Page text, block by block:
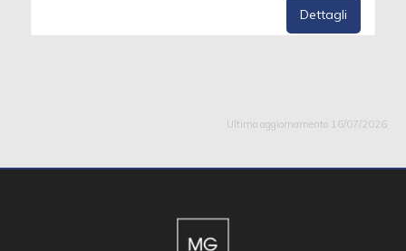
Dettagli
Ultimo aggiornamento 16/07/2026